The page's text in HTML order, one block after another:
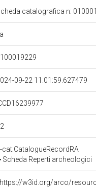
catalografica n:
09-22 11:01:59.627479
cat:CatalogueRecordRA
Scheda Reperti archeologici
w3id.org/arco/